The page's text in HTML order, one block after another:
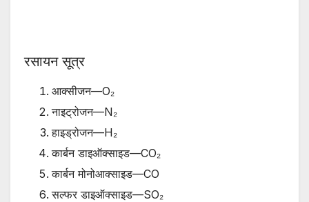
रसायन सूत्र
आक्सीजन—O₂
नाइट्रोजन—N₂
हाइड्रोजन—H₂
कार्बन डाइऑक्साइड—CO₂
कार्बन मोनोआक्साइड—CO
सल्फर डाइऑक्साइड—SO₂